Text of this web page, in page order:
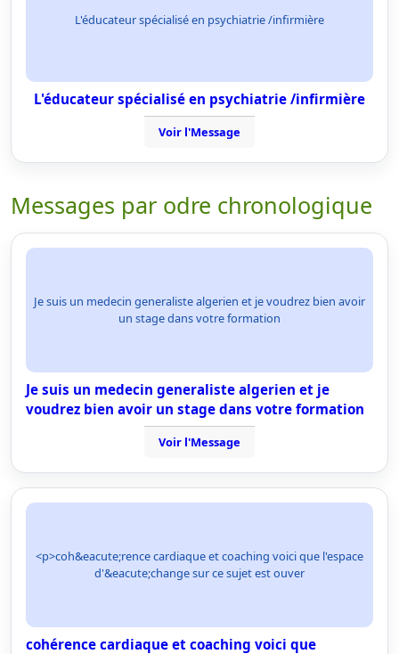
L'éducateur spécialisé en psychiatrie /infirmière
L'éducateur spécialisé en psychiatrie /infirmière
Voir l'Message
Messages par odre chronologique
Je suis un medecin generaliste algerien et je voudrez bien avoir
un stage dans votre formation
Je suis un medecin generaliste algerien et je
voudrez bien avoir un stage dans votre formation
Voir l'Message
<p>coh&eacute;rence cardiaque et coaching voici que l'espace
d'&eacute;change sur ce sujet est ouver
cohérence cardiaque et coaching voici que